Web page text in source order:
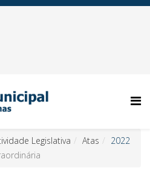
Legislativa Atas
2022